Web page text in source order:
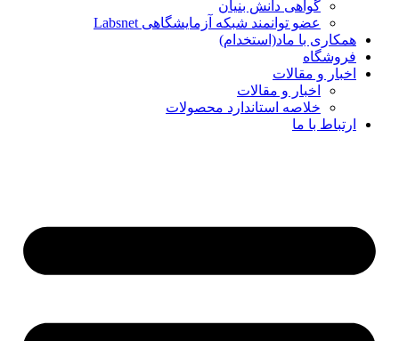
گواهی دانش بنیان
عضو توانمند شبکه آزمایشگاهی Labsnet
همکاری با ماد(استخدام)
فروشگاه
اخبار و مقالات
اخبار و مقالات
خلاصه استاندارد محصولات
ارتباط با ما